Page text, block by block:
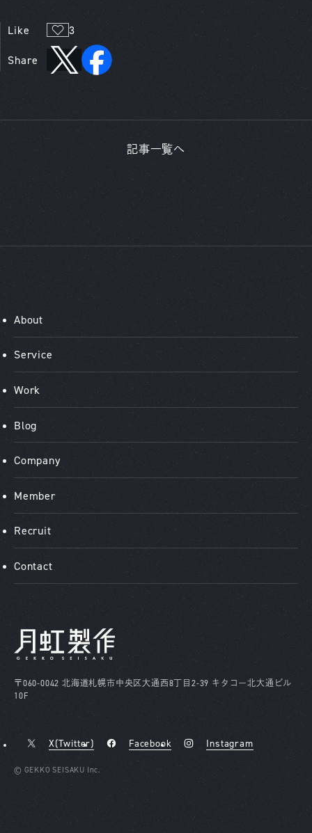
Like 3
Share
記事一覧へ
About
Service
Work
Blog
Company
Member
Recruit
Contact
〒060-0042 北海道札幌市中央区大通西8丁目2-39 キタコー北大通ビル
10F
X(Twitter) Facebook Instagram
© GEKKO SEISAKU Inc.